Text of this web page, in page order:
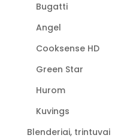
Bugatti
Angel
Cooksense HD
Green Star
Hurom
Kuvings
Blenderiai, trintuvai